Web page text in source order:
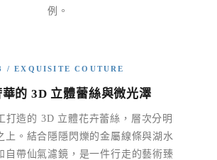
例。
/ EXQUISITE COUTURE
的 3D 立體蕾絲與微光澤
打造的 3D 立體花卉蕾絲，層次分明
上。結合隱隱閃爍的金屬線條與湖水
自帶仙氣濾鏡，是一件行走的藝術臻